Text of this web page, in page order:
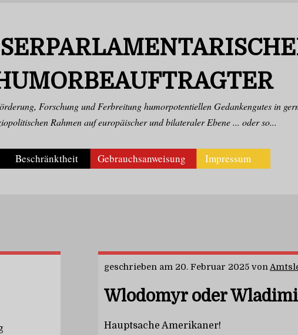
Forschung und Ferbreitung humorpotentiellen Gedankengutes in
Rahmen auf europäischer und bilateraler Ebene ... oder so...
Beschränktheit Gebrauchsanweisung Impressum
geschrieben am 20. Februar 2025 von
Wlodomyr oder
Hauptsache Amerikaner!